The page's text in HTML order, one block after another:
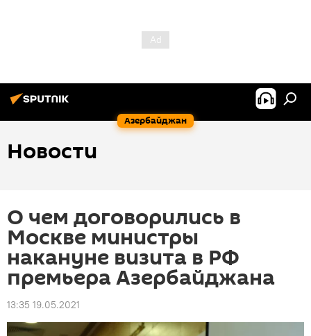
Азербайджан
Новости
О чем договорились в
Москве министры
накануне визита в РФ
премьера Азербайджана
13:35 19.05.2021